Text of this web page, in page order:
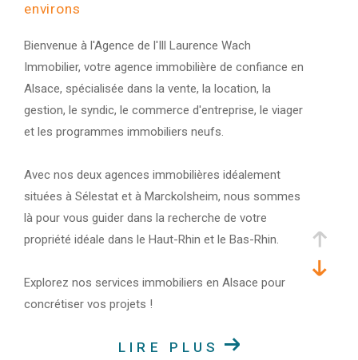
environs
Bienvenue à l'Agence de l'Ill Laurence Wach
Immobilier, votre agence immobilière de confiance en
Alsace, spécialisée dans la vente, la location, la
gestion, le syndic, le commerce d'entreprise, le viager
et les programmes immobiliers neufs.
Avec nos deux agences immobilières idéalement
situées à Sélestat et à Marckolsheim, nous sommes
là pour vous guider dans la recherche de votre
propriété idéale dans le Haut-Rhin et le Bas-Rhin.
Explorez nos services immobiliers en Alsace pour
concrétiser vos projets !
Achat immobilier en AlsaceLIRE PLUS